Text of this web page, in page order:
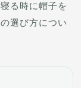
る時に帽子を
選び方につい